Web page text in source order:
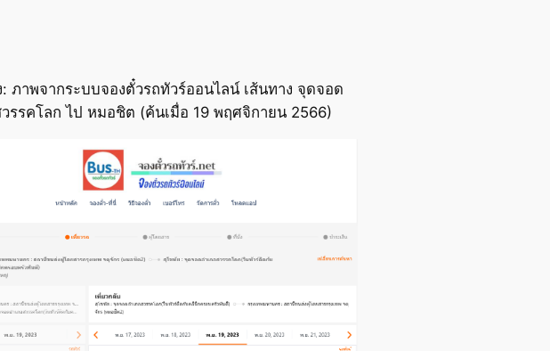
: ภาพจากระบบจองตั๋วรถทัวร์ออนไลน์ เส้นทาง จุดจอด
วรรคโลก ไป หมอชิต (ค้นเมื่อ 19 พฤศจิกายน 2566)